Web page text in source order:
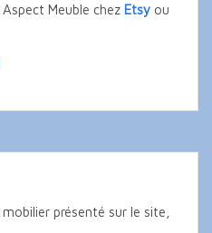
Meuble chez Etsy ou
présenté sur le site,